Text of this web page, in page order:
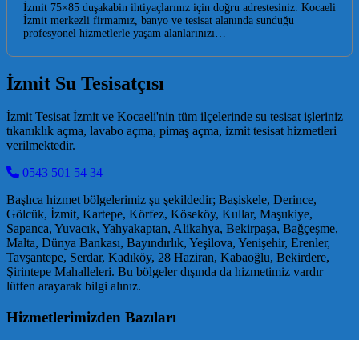
İzmit 75×85 duşakabin ihtiyaçlarınız için doğru adrestesiniz. Kocaeli
İzmit merkezli firmamız, banyo ve tesisat alanında sunduğu
profesyonel hizmetlerle yaşam alanlarınızı…
İzmit Su Tesisatçısı
İzmit Tesisat İzmit ve Kocaeli'nin tüm ilçelerinde su tesisat işleriniz
tıkanıklık açma, lavabo açma, pimaş açma, izmit tesisat hizmetleri
verilmektedir.
0543 501 54 34
Başlıca hizmet bölgelerimiz şu şekildedir; Başiskele, Derince,
Gölcük, İzmit, Kartepe, Körfez, Köseköy, Kullar, Maşukiye,
Sapanca, Yuvacık, Yahyakaptan, Alikahya, Bekirpaşa, Bağçeşme,
Malta, Dünya Bankası, Bayındırlık, Yeşilova, Yenişehir, Erenler,
Tavşantepe, Serdar, Kadıköy, 28 Haziran, Kabaoğlu, Bekirdere,
Şirintepe Mahalleleri. Bu bölgeler dışında da hizmetimiz vardır
lütfen arayarak bilgi alınız.
Hizmetlerimizden Bazıları